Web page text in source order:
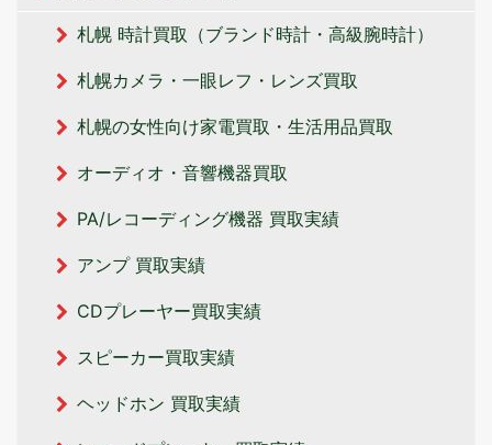
札幌 時計買取（ブランド時計・高級腕時計）
札幌カメラ・一眼レフ・レンズ買取
札幌の女性向け家電買取・生活用品買取
オーディオ・音響機器買取
PA/レコーディング機器 買取実績
アンプ 買取実績
CDプレーヤー買取実績
スピーカー買取実績
ヘッドホン 買取実績